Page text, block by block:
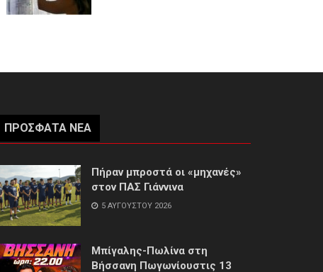
ΠΡΌΣΦΑΤΑ ΝΈΑ
Πήραν μπροστά οι «μηχανές»
στον ΠΑΣ Γιάννινα
5 ΑΥΓΟΎΣΤΟΥ 2026
Μπίγαλης-Πωλίνα στη
Βήσσανη Πωγωνίουστις 13